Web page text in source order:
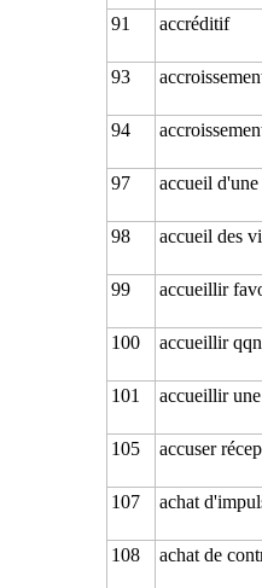
91 accréditif
93
94
97 accueil
98 accueil des
99 accueillir
100 accueillir qqn
101 accueillir
105 accuser
107 achat
108 achat de